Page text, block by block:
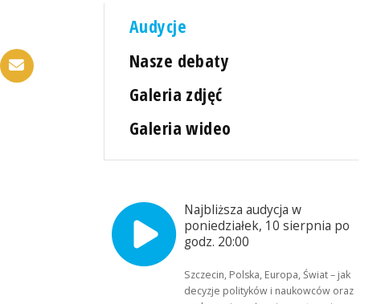
Audycje
Nasze debaty
Galeria zdjęć
Galeria wideo
Najbliższa audycja w
poniedziałek, 10 sierpnia po
godz. 20:00
Szczecin, Polska, Europa, Świat – jak
decyzje polityków i naukowców oraz